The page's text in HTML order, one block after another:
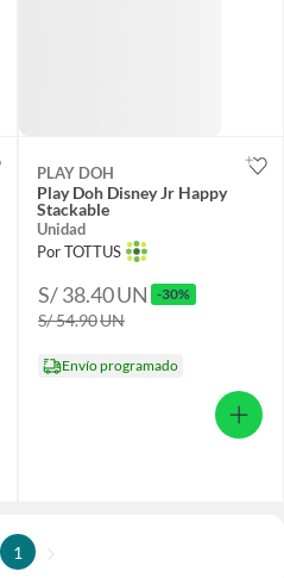
PLAY DOH
Play Doh Disney Jr Happy
Stackable
Unidad
Por TOTTUS
S/ 38.40UN -30%
S/ 54.90UN
Envío programado
1